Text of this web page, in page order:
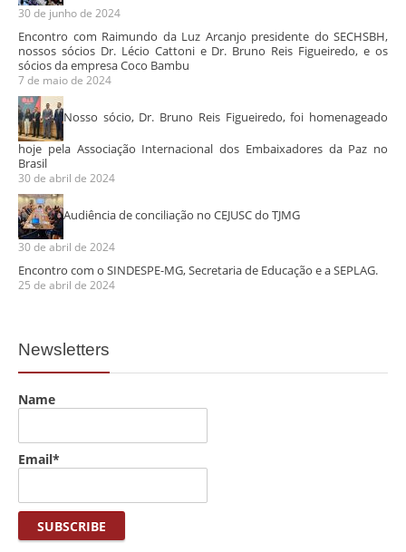
30 de junho de 2024
Encontro com Raimundo da Luz Arcanjo presidente do SECHSBH,
nossos sócios Dr. Lécio Cattoni e Dr. Bruno Reis Figueiredo, e os
sócios da empresa Coco Bambu
7 de maio de 2024
Nosso sócio, Dr. Bruno Reis Figueiredo, foi homenageado
hoje pela Associação Internacional dos Embaixadores da Paz no
Brasil
30 de abril de 2024
Audiência de conciliação no CEJUSC do TJMG
30 de abril de 2024
Encontro com o SINDESPE-MG, Secretaria de Educação e a SEPLAG.
25 de abril de 2024
Newsletters
Name
Email*